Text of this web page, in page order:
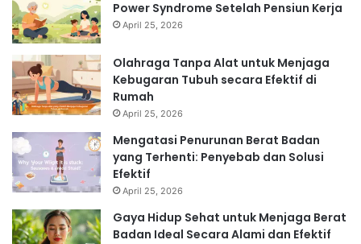
Power Syndrome Setelah Pensiun Kerja
April 25, 2026
Olahraga Tanpa Alat untuk Menjaga
Kebugaran Tubuh secara Efektif di
Rumah
April 25, 2026
Mengatasi Penurunan Berat Badan
yang Terhenti: Penyebab dan Solusi
Efektif
April 25, 2026
Gaya Hidup Sehat untuk Menjaga Berat
Badan Ideal Secara Alami dan Efektif